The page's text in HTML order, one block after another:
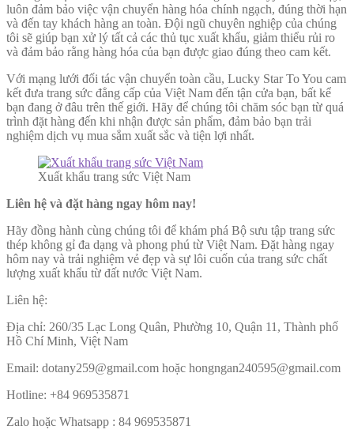
luôn đảm bảo việc vận chuyển hàng hóa chính ngạch, đúng thời hạn
và đến tay khách hàng an toàn. Đội ngũ chuyên nghiệp của chúng
tôi sẽ giúp bạn xử lý tất cả các thủ tục xuất khẩu, giảm thiểu rủi ro
và đảm bảo rằng hàng hóa của bạn được giao đúng theo cam kết.
Với mạng lưới đối tác vận chuyển toàn cầu, Lucky Star To You cam
kết đưa trang sức đẳng cấp của Việt Nam đến tận cửa bạn, bất kể
bạn đang ở đâu trên thế giới. Hãy để chúng tôi chăm sóc bạn từ quá
trình đặt hàng đến khi nhận được sản phẩm, đảm bảo bạn trải
nghiệm dịch vụ mua sắm xuất sắc và tiện lợi nhất.
Xuất khẩu trang sức Việt Nam
Liên hệ và đặt hàng ngay hôm nay!
Hãy đồng hành cùng chúng tôi để khám phá Bộ sưu tập trang sức
thép không gỉ đa dạng và phong phú từ Việt Nam. Đặt hàng ngay
hôm nay và trải nghiệm vẻ đẹp và sự lôi cuốn của trang sức chất
lượng xuất khẩu từ đất nước Việt Nam.
Liên hệ:
Địa chỉ: 260/35 Lạc Long Quân, Phường 10, Quận 11, Thành phố
Hồ Chí Minh, Việt Nam
Email: dotany259@gmail.com hoặc hongngan240595@gmail.com
Hotline: +84 969535871
Zalo hoặc Whatsapp : 84 969535871